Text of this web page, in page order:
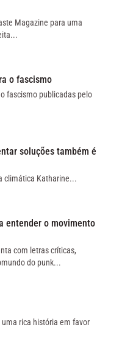
Magazine para uma
o fascismo
fascismo publicadas pelo
soluções também é
climática Katharine...
entender o movimento
com letras críticas,
do punk...
rica história em favor